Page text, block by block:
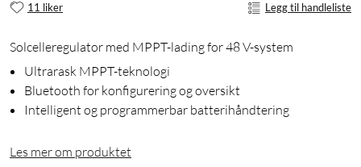
11 liker Legg til handleliste
Solcelleregulator med MPPT-lading for 48 V-system
Ultrarask MPPT-teknologi
Bluetooth for konfigurering og oversikt
Intelligent og programmerbar batterihåndtering
Les mer om produktet